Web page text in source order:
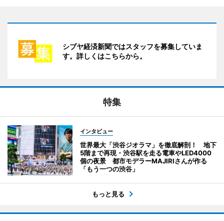
シブヤ経済新聞ではスタッフを募集していま
す。詳しくはこちらから。
特集
インタビュー
世界最大「渋谷ジオラマ」を徹底解剖！ 地下
5階まで再現・渋谷駅を走る電車やLED4000
個の夜景 都市モデラーMAJIRIさんが作る
「もう一つの渋谷」
もっと見る